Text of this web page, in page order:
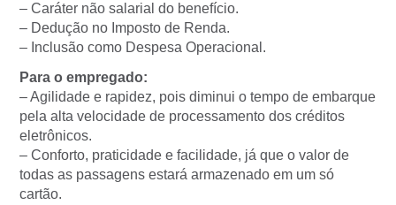
– Caráter não salarial do benefício.
– Dedução no Imposto de Renda.
– Inclusão como Despesa Operacional.
Para o empregado:
– Agilidade e rapidez, pois diminui o tempo de embarque
pela alta velocidade de processamento dos créditos
eletrônicos.
– Conforto, praticidade e facilidade, já que o valor de
todas as passagens estará armazenado em um só
cartão.